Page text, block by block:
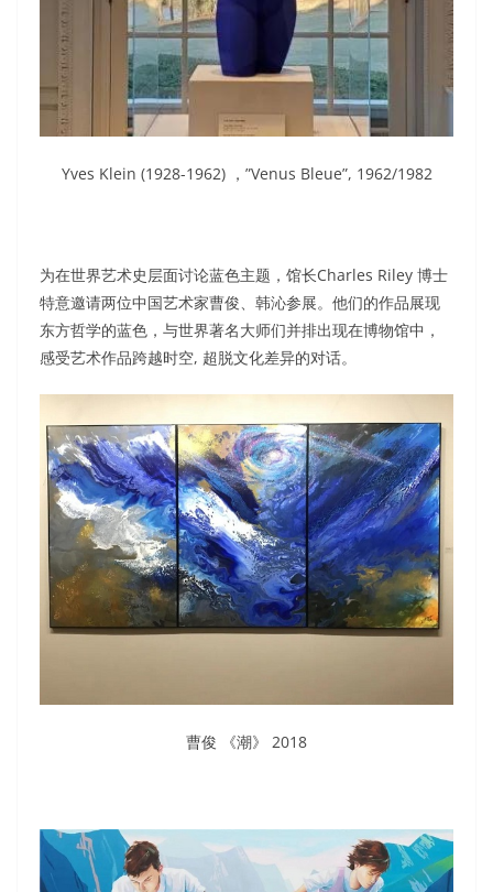
Yves Klein (1928-1962) ，”Venus Bleue”, 1962/1982
为在世界艺术史层面讨论蓝色主题，馆长Charles Riley 博士
特意邀请两位中国艺术家曹俊、韩沁参展。他们的作品展现
东方哲学的蓝色，与世界著名大师们并排出现在博物馆中，
感受艺术作品跨越时空, 超脱文化差异的对话。
曹俊 《潮》 2018